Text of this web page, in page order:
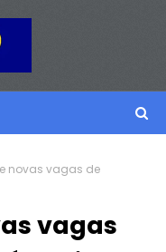
novas vagas de
vagas